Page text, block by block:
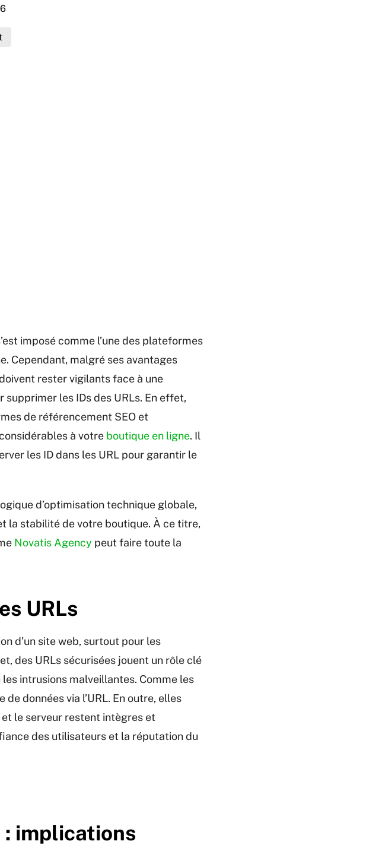
imposé comme l’une des plateformes
Cependant, malgré ses avantages
rester vigilants face à une
les IDs des URLs. En effet,
de référencement SEO et
à votre boutique en ligne. Il
les ID dans les URL pour garantir le
d’optimisation technique globale,
la stabilité de votre boutique. À ce titre,
Novatis Agency peut faire toute la
URLs
d’un site web, surtout pour les
des URLs sécurisées jouent un rôle clé
intrusions malveillantes. Comme les
données via l’URL. En outre, elles
le serveur restent intègres et
des utilisateurs et la réputation du
: implications